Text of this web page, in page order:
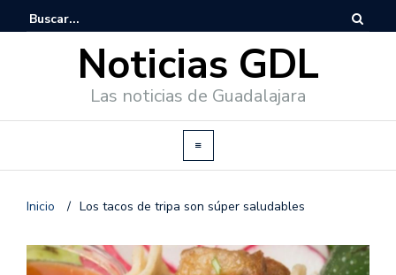
Noticias GDL
Las noticias de Guadalajara
Inicio / Los tacos de tripa son súper saludables